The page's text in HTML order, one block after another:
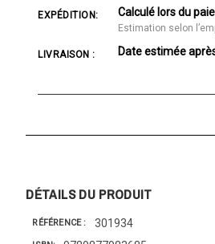
EXPÉDITION: Calculé lors du
Estimation selon
LIVRAISON : Date estimée
DÉTAILS DU PRODUIT
RÉFÉRENCE 301934